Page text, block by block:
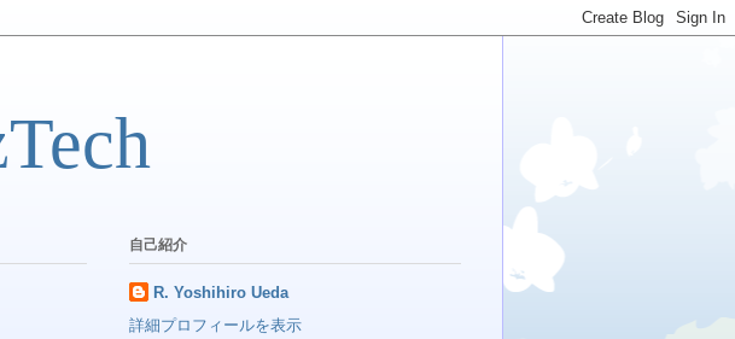
自己紹介
R. Yoshihiro Ueda
詳細プロフィールを表示